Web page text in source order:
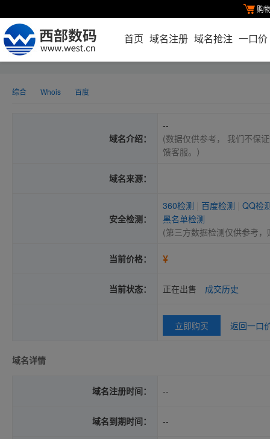
购
首页 域名注册 域名抢注 一口价
综合 Whois 百度
域名介绍：
--
(数据仅供参考， 我们不保
馈客服。）
域名来源：
安全检测：
360检测 百度检测
QQ检
黑名单检测
(第三方数据检测仅供参考
当前价格： ¥
当前状态： 正在出售 成交历史
立即购买 返回一口
域名详情
域名注册时间： --
域名到期时间： --